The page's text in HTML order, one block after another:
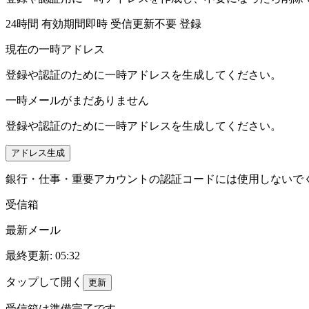
24時間 有効期間 即時 受信更新不要 登録
現在の一時アドレス
登録や認証のために一時アドレスを生成してください。
一時メールがまだありません
登録や認証のために一時アドレスを生成してください。
アドレス生成
銀行・仕事・重要アカウントの認証コードには使用しないで
受信箱
最新メール
最終更新: 05:32
タップして開く 更新